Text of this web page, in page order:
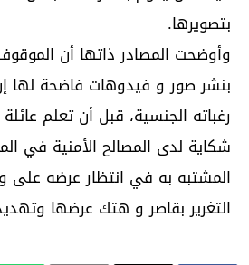
بتصويرها.
وأوضحت المصادر ذاتها أن
بنشر صور و فيدوهات فاضحة لها
رغباته الجنسية، قبل أن تعلم
شكاية لدى المصالح الأمنية في
المشتبه به في انتظار عرضه على
التغرير بقاصر و هتك عرضها